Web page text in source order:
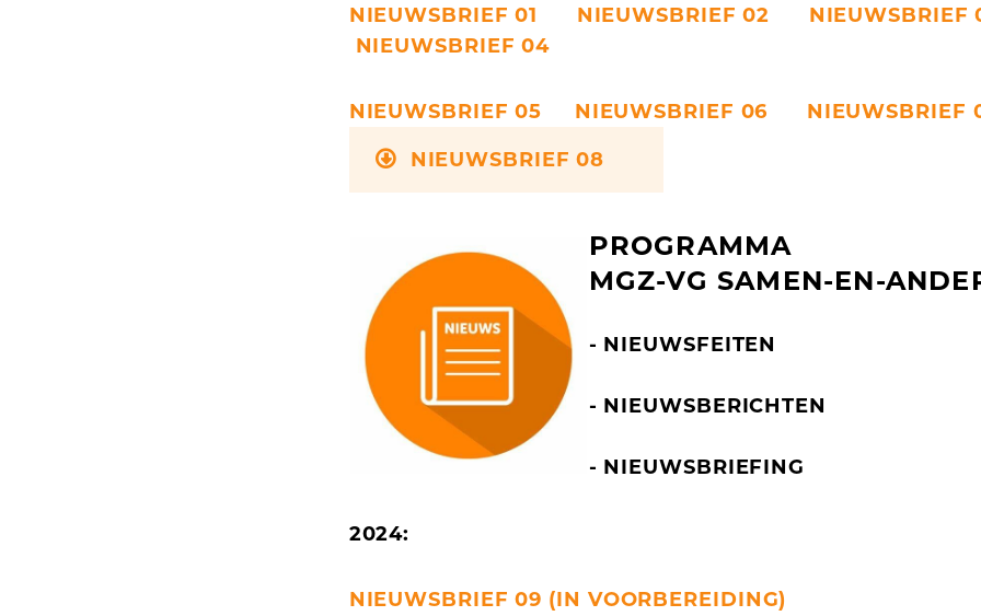
NIEUWSBRIEF 01 NIEUWSBRIEF 02 NIEUWSBRIEF
NIEUWSBRIEF 04
NIEUWSBRIEF 05 NIEUWSBRIEF 06
NIEUWSBRIEF 08
PROGRAMMA
MGZ-VG SAMEN-EN-
- NIEUWSFEITEN
- NIEUWSBERICHTEN
- NIEUWSBRIEFING
2024:
NIEUWSBRIEF 09 (IN VOORBEREIDING)